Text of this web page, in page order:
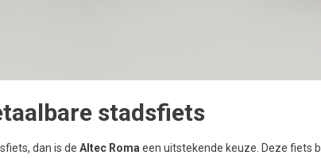
stadsfiets
dan is deAltec Roma een uitstekende keuze. Deze fiets